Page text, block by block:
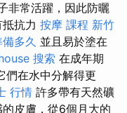
非常活躍，因此防曬
抗力 按摩 課程 新竹
多久 並且易於塗在
搜索 在成年期
們在水中分解得更
行情 許多帶有天然礦
皮膚，從6個月大的